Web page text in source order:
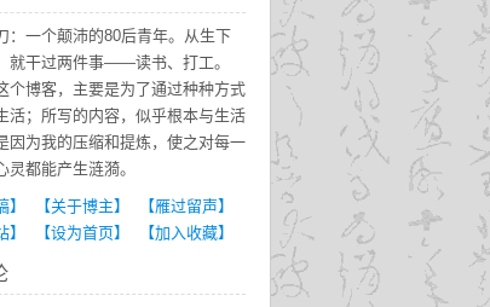
：一个颠沛的80后青年。从生下
就干过两件事——读书、打工。
个博客，主要是为了通过种种方式
活；所写的内容，似乎根本与生活
因为我的压缩和提炼，使之对每一
灵都能产生涟漪。
】 【关于博主】
【雁过留声】
】
【设为首页】 【加入收藏】